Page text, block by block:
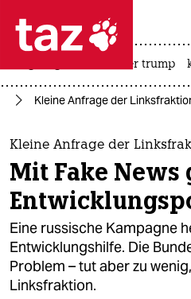
 taz zahl
taz zahl ich
themen
politik
öko
gesellschaft
kultur
usa unter trump
Kleine Anfrage der
Kleine Anfrage der
Mit Fake News
Eine russische Kampagne
Entwicklungshilfe. Die
Problem – tut aber zu
Linksfraktion.